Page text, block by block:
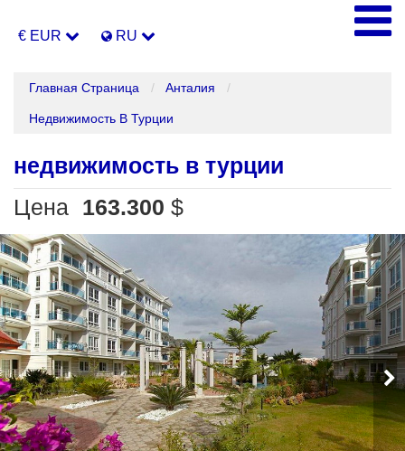
€ EUR RU
Главная Страница Анталия
Недвижимость В Турции
недвижимость в турции
Цена 163.300 $